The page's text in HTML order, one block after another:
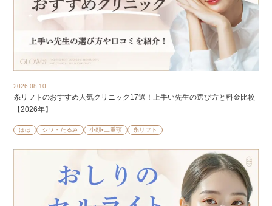
2026.08.10
糸リフトのおすすめ人気クリニック17選！上手い先生の選び方と料金比較
【2026年】
ほほ シワ・たるみ 小顔•二重顎 糸リフト